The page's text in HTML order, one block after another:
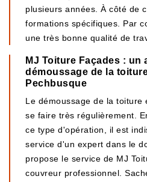
plusieurs années. À côté de
formations spécifiques. Par
une très bonne qualité de
MJ Toiture Façades :
démoussage de la
Pechbusque
Le démoussage de la
se faire très régulièrement.
ce type d'opération, il est
service d'un expert dans le
propose le service de MJ
couvreur professionnel.